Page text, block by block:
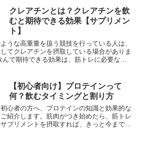
クレアチンとは？クレアチンを飲
むと期待できる効果【サプリメン
ト】
うな高重量を扱う競技を行っている人は、
てクレアチンを摂取している場合がありま
で期待できる効果は、筋トレに必要なエ
【初心者向け】プロテインって
何？飲むタイミングと割り方
心者の方へ、プロテインの知識と効果的な
紹介します。筋肉がつき始めたら、筋トレ
プリメントを摂取すれば、きっと今まで以